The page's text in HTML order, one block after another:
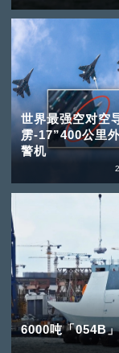
世界最强空对空
雳-17”400公里
警机
6000吨「054B